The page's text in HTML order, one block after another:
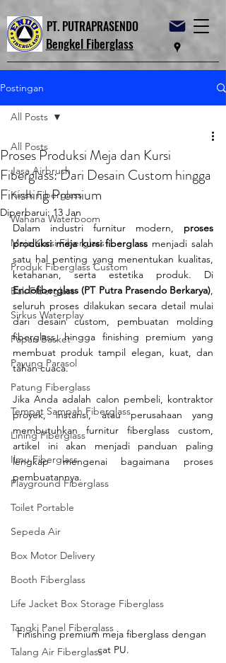
PT. PUTRAPRASENDO
Bengkel Fiberglass
Postingan
All Posts
Jasa Airbrush
Kiosk Fiberglass
Wahana Waterboom
Meja Kursi Fiberglass
Produk Fiberglass Custom
Bak Fiberglass
Sirkus Waterplay
Papan Basket
Payung Parasol
Patung Fiberglass
Tempat Sampah Fiberglass
Lining Fiberglass
Ilmu Fiberglass
Playground Fiberglass
Toilet Portable
Sepeda Air
Box Motor Delivery
Booth Fiberglass
Life Jacket Box Storage Fiberglass
Tangki Panel Fiberglass
Talang Air Fiberglass
All Posts
Proses Produksi Meja dan Kursi
Fiberglass: Dari Desain Custom hingga
Finishing Premium
Diperbarui:13 Jan
Dalam industri furnitur modern, proses
produksi meja kursi fiberglass menjadi salah
satu hal penting yang menentukan kualitas,
Endofiberglass (PT Putra Prasendo Berkarya),
seluruh proses dilakukan secara detail mulai
dari desain custom, pembuatan molding
fiberglass, hingga finishing premium yang
membuat produk tampil elegan, kuat, dan
tahan cuaca.
Jika Anda adalah calon pembeli, kontraktor
proyek, instansi, atau perusahaan yang
membutuhkan furnitur fiberglass custom,
artikel ini akan menjadi panduan paling
lengkap mengenai bagaimana proses
pembuatannya.
Finishing premium meja fiberglass dengan
cat PU.